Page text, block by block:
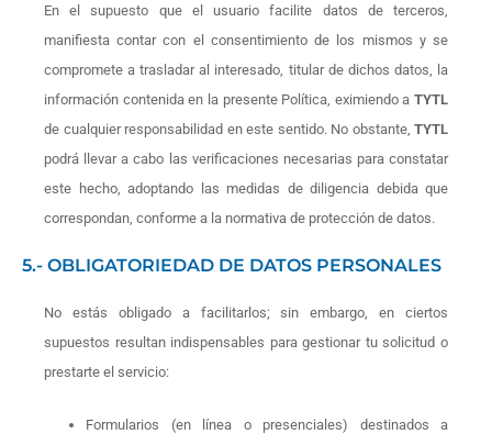
En el supuesto que el usuario facilite datos de terceros,
manifiesta contar con el consentimiento de los mismos y se
compromete a trasladar al interesado, titular de dichos datos, la
información contenida en la presente Política, eximiendo a TYTL
de cualquier responsabilidad en este sentido. No obstante, TYTL
podrá llevar a cabo las verificaciones necesarias para constatar
este hecho, adoptando las medidas de diligencia debida que
correspondan, conforme a la normativa de protección de datos.
5.- OBLIGATORIEDAD DE DATOS PERSONALES
No estás obligado a facilitarlos; sin embargo, en ciertos
supuestos resultan indispensables para gestionar tu solicitud o
prestarte el servicio:
Formularios (en línea o presenciales) destinados a